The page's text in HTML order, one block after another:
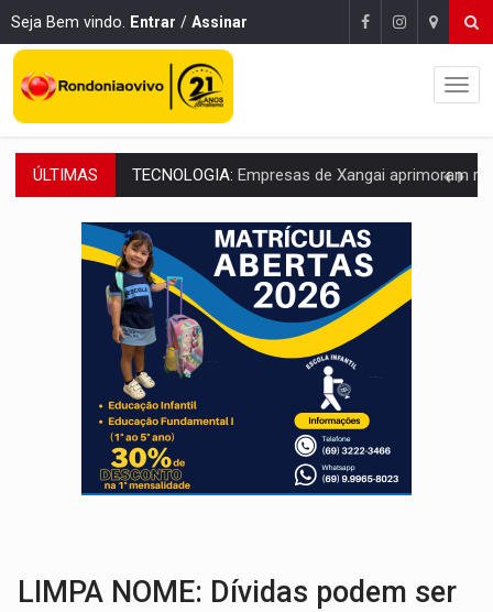
Seja Bem vindo. Entrar / Assinar
ÚLTIMAS PROTEGE A TERRA:China descobre como explodir asteroide com bomba
VÍDEO:Motociclista morre após bater na traseira de
PARECE UM NUGGET: Essa receita com frango virou o meu
EMPREENDEDORISMO:7 negócios que podem começar com pouco dinheiro e
GIGANTE DA AMÉRICA: Brasil reúne dimensão continental e posição
INDEPENDÊNCIA: 10 dicas importantes para quem quer
VARCENA: Cientistas descobrem nova espécie de rã em florestas
BARGANHA: Vai comprar celular usado? Veja como consultar o
LIMPA NOME: Dívidas podem ser